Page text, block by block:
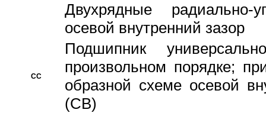
Двухрядные радиально-
осевой внутренний зазор
CC
Подшипник
произвольном порядке;
образной схеме осевой
(CB)